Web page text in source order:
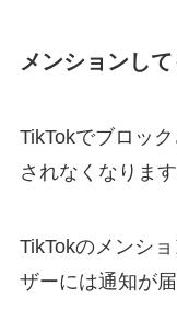
メンションし
TikTokでブロッ
されなくなります
TikTokのメンシ
ザーには通知が